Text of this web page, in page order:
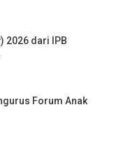
2026 dari IPB
Forum Anak